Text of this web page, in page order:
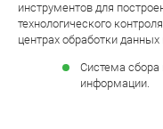
инструментов для
технологического
центрах обработки данных
Система сбора
информации.